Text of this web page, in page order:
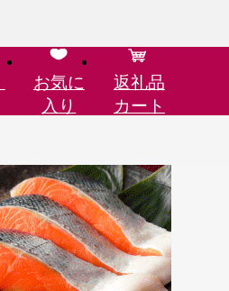
お気に
入り
返礼品
カート